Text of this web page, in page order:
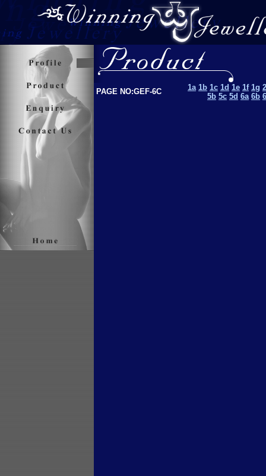
PAGE NO:GEF-6C 1a 1b 1c 1d 1e 1f 1g
5b 5c 5d 6a 6b